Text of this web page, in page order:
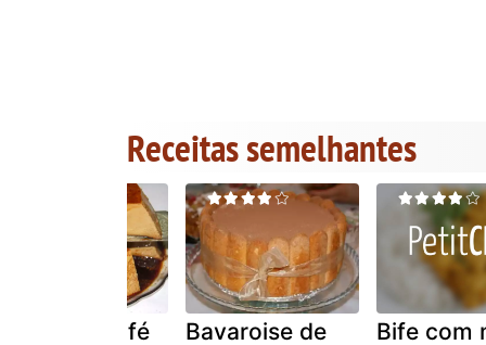
Receitas semelhantes
de café
Bavaroise de
Bife com